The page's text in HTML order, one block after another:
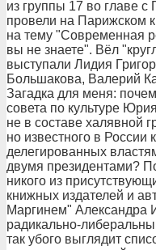
из группы 17 во главе
провели на Парижском
на тему "Современная
вы не знаете". Вёл
выступали Лидия
Большакова, Валерий
Загадка для меня:
совета по культуре
не в составе халявной
но известного в России
делегированных
двумя президентами?
никого из
книжных издателей и
Маргинем" Александра
радикально-
так убого выглядит